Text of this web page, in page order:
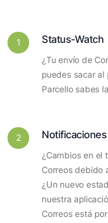
1 Status-Watch
¿Tu envío de
puedes sacar al
Parcello sabes
2 Notificaciones
¿Cambios en el
Correos debido
¿Un nuevo
nuestra
Correos está